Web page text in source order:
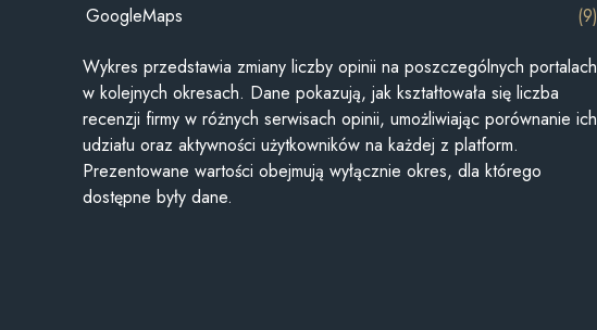
GoogleMaps (9)
Wykres przedstawia zmiany liczby opinii na poszczególnych portalach
w kolejnych okresach. Dane pokazują, jak kształtowała się liczba
recenzji firmy w różnych serwisach opinii, umożliwiając porównanie ich
udziału oraz aktywności użytkowników na każdej z platform.
Prezentowane wartości obejmują wyłącznie okres, dla którego
dostępne były dane.